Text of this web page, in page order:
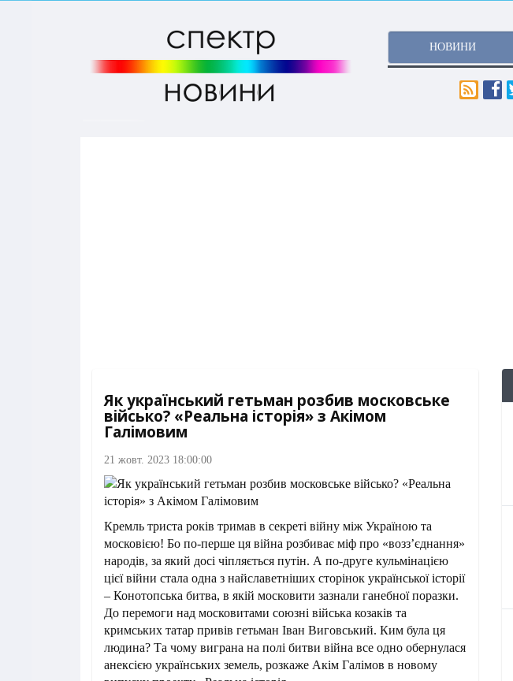
НОВИНИ
Як український гетьман розбив московське
військо? «Реальна історія» з Акімом
Галімовим
21 жовт. 2023 18:00:00
Кремль триста років тримав в секреті війну між Україною та
московією! Бо по-перше ця війна розбиває міф про «возз’єднання»
народів, за який досі чіпляється путін. А по-друге кульмінацією
цієї війни стала одна з найславетніших сторінок української історії
– Конотопська битва, в якій московити зазнали ганебної поразки.
До перемоги над московитами союзні війська козаків та
кримських татар привів гетьман Іван Виговський. Ким була ця
людина? Та чому виграна на полі битви війна все одно обернулася
анексією українських земель, розкаже Акім Галімов в новому